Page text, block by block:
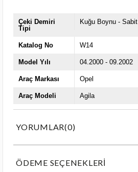
Çeki Demiri
Tipi
Kuğu Boynu - Sabit
Katalog No W14
Model Yılı 04.2000 - 09.2002
Araç Markası Opel
Araç Modeli Agila
YORUMLAR(0)
ÖDEME SEÇENEKLERI